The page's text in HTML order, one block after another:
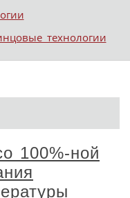
технологии
100%-ной